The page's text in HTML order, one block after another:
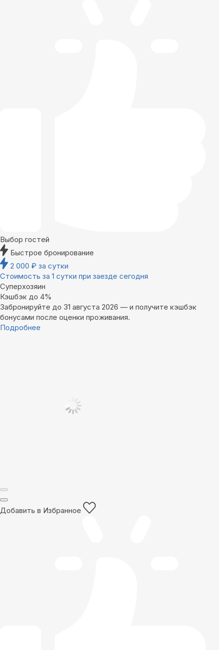
Выбор гостей
Быстрое бронирование
2 000 ₽ за сутки
Стоимость за 1 сутки при заезде сегодня
Суперхозяин
Кэшбэк до 4%
Забронируйте до 31 августа 2026 — и получите кэшбэк
бонусами после оценки проживания.
Подробнее
Добавить в Избранное